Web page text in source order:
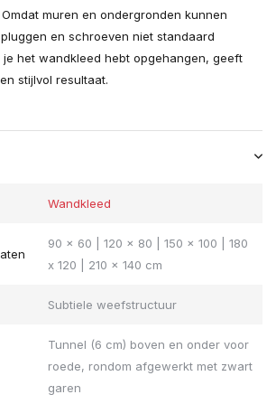
muren en ondergronden kunnen
en schroeven niet standaard
het wandkleed hebt opgehangen, geeft
stijlvol resultaat.
Wandkleed
90 x 60 | 120 x 80 | 150 x 100 | 180
x 120 | 210 x 140 cm
Subtiele weefstructuur
Tunnel (6 cm) boven en onder voor
roede, rondom afgewerkt met zwart
garen